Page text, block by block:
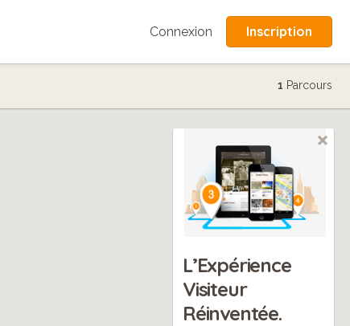
Connexion Inscription
1 Parcours
L’Expérience
Visiteur
Réinventée.